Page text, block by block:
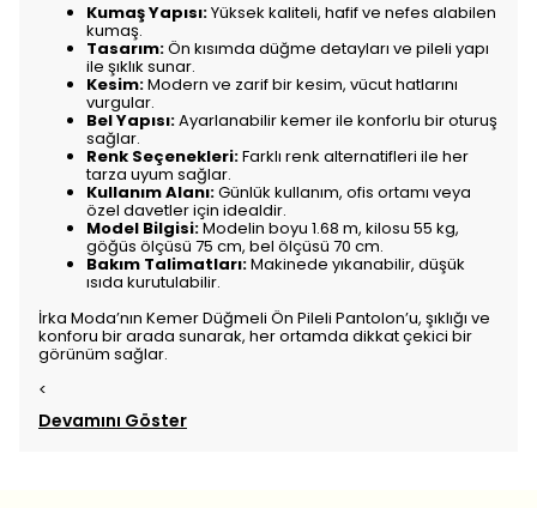
Kumaş Yapısı:Yüksek kaliteli, hafif ve nefes alabilen
kumaş.
Tasarım:Ön kısımda düğme detayları ve pileli yapı
ile şıklık sunar.
Kesim:Modern ve zarif bir kesim, vücut hatlarını
vurgular.
Bel Yapısı:Ayarlanabilir kemer ile konforlu bir oturuş
sağlar.
Renk Seçenekleri:Farklı renk alternatifleri ile her
tarza uyum sağlar.
Kullanım Alanı:Günlük kullanım, ofis ortamı veya
özel davetler için idealdir.
Model Bilgisi:Modelin boyu 1.68 m, kilosu 55 kg,
göğüs ölçüsü 75 cm, bel ölçüsü 70 cm.
Bakım Talimatları:Makinede yıkanabilir, düşük
ısıda kurutulabilir.
İrka Moda’nın Kemer Düğmeli Ön Pileli Pantolon’u, şıklığı ve
konforu bir arada sunarak, her ortamda dikkat çekici bir
görünüm sağlar.
<
Devamını Göster